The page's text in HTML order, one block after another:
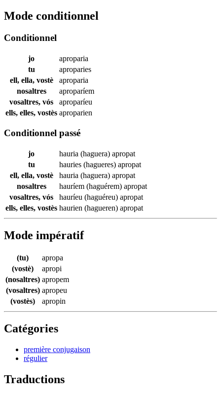
Mode conditionnel
Conditionnel
jo
aproparia
tu
aproparies
ell, ella, vostè
aproparia
nosaltres
aproparíem
vosaltres, vós
aproparíeu
ells, elles, vostès aproparien
Conditionnel passé
jo hauria (haguera) apropat
tu
hauries (hagueres) apropat
ell, ella, vostè
hauria (haguera) apropat
nosaltres
hauríem (haguérem) apropat
vosaltres, vós
hauríeu (haguéreu) apropat
ells, elles, vostès haurien (hagueren) apropat
Mode impératif
(tu)
apropa
(vostè)
apropi
(nosaltres) apropem
(vosaltres) apropeu
(vostès)
apropin
Catégories
première conjugaison
régulier
Traductions